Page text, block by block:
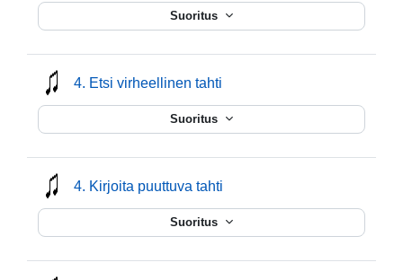
Suoritus
4. Etsi virheellinen tahti
Suoritus
4. Kirjoita puuttuva tahti
Suoritus